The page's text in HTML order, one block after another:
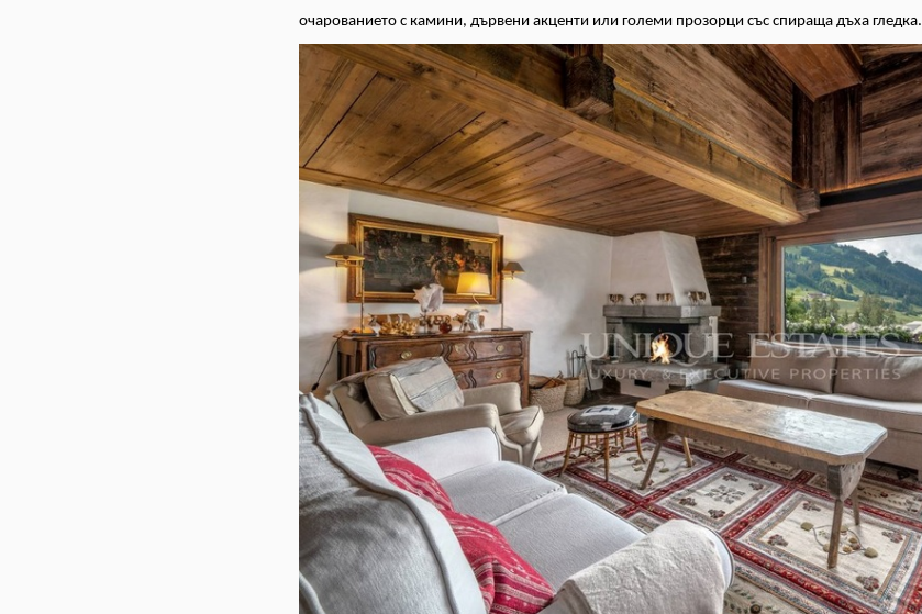
очарованието с камини, дървени акценти или големи прозорци със спираща дъха гледка.